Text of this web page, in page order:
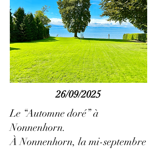
26/09/2025
Le “Automne doré” à
Nonnenhorn.
À Nonnenhorn, la mi-septembre